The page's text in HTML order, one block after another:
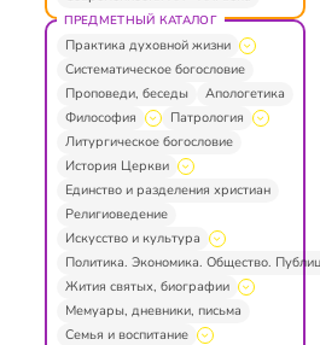
ПРЕДМЕТНЫЙ КАТАЛОГ
Практика духовной жизни
Систематическое богословие
Проповеди, беседы
Апологетика
Философия
Патрология
Литургическое богословие
История Церкви
Единство и разделения христиан
Религиоведение
Искусство и культура
Политика. Экономика. Общество.
Жития святых, биографии
Мемуары, дневники, письма
Семья и воспитание